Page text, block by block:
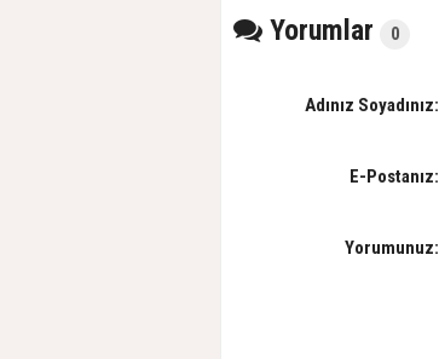
Yorumlar 0
Adınız Soyadınız:
E-Postanız:
Yorumunuz: